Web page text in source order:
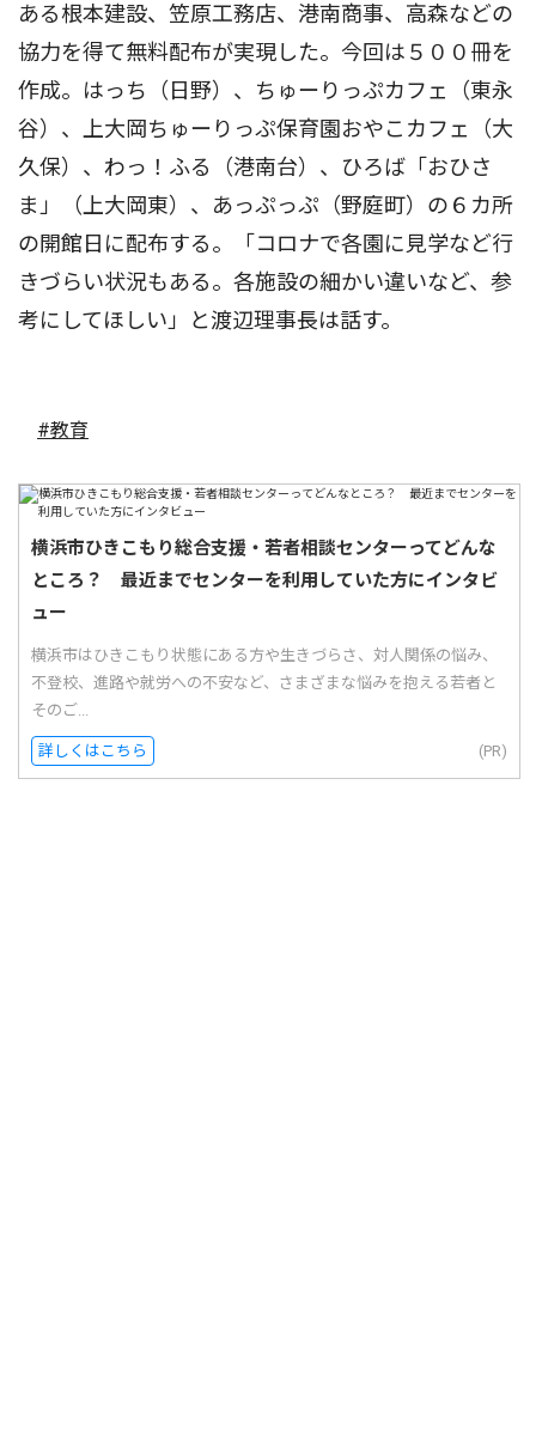
ある根本建設、笠原工務店、港南商事、高森などの
協力を得て無料配布が実現した。今回は５００冊を
作成。はっち（日野）、ちゅーりっぷカフェ（東永
谷）、上大岡ちゅーりっぷ保育園おやこカフェ（大
久保）、わっ！ふる（港南台）、ひろば「おひさ
ま」（上大岡東）、あっぷっぷ（野庭町）の６カ所
の開館日に配布する。「コロナで各園に見学など行
きづらい状況もある。各施設の細かい違いなど、参
考にしてほしい」と渡辺理事長は話す。
#教育
横浜市ひきこもり総合支援・若者相談センターってどんな
ところ？ 最近までセンターを利用していた方にインタビ
ュー
横浜市はひきこもり状態にある方や生きづらさ、対人関係の悩み、
不登校、進路や就労への不安など、さまざまな悩みを抱える若者と
そのご...
詳しくはこちら (PR)